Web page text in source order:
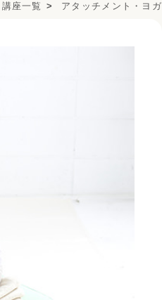
講座一覧 アタッチメント・ヨガ